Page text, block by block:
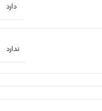
دارد
ندارد